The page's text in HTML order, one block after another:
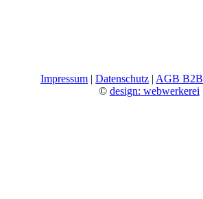
Impressum |Datenschutz | AGB B2B
© design: webwerkerei